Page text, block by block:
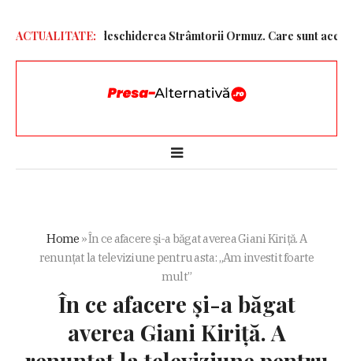
ACTUALITATE:
pentru redeschiderea Strâmtorii Ormuz. Care sunt acestea
Home »În ce afacere şi-a băgat averea Giani Kiriță. A
renunțat la televiziune pentru asta: „Am investit foarte
mult”
În ce afacere şi-a băgat
averea Giani Kiriță. A